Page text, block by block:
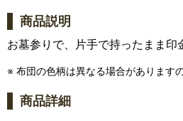
商品説明
お墓参りで、片手で持ったまま印
※ 布団の色柄は異なる場合があります
商品詳細